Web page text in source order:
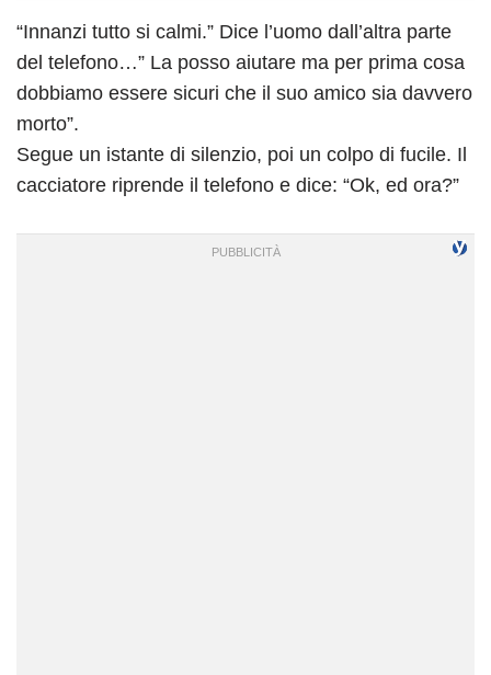
“Innanzi tutto si calmi.” Dice l’uomo dall’altra parte
del telefono…” La posso aiutare ma per prima cosa
dobbiamo essere sicuri che il suo amico sia davvero
morto”.
Segue un istante di silenzio, poi un colpo di fucile. Il
cacciatore riprende il telefono e dice: “Ok, ed ora?”